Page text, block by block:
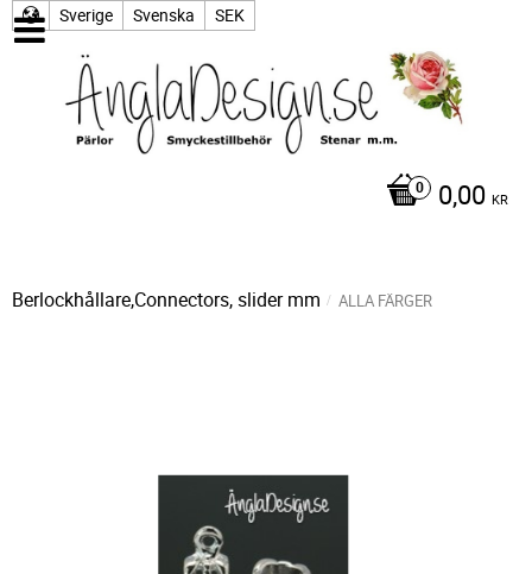
Sverige Svenska SEK
0,00 KR
Berlockhållare,Connectors, slider mm ALLA FÄRGER